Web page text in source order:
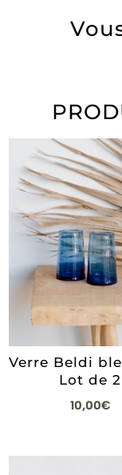
Verre Beldi
Lot de 2
10,00€